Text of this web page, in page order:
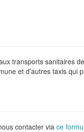
transports sanitaires
et d’autres taxis qui
contacter via ce